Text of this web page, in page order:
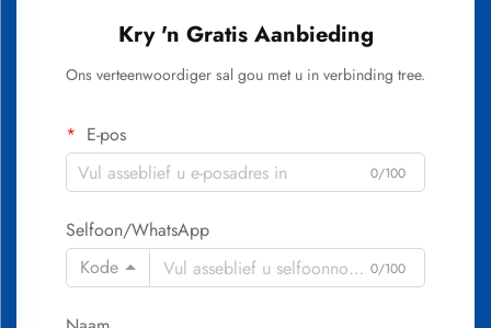
Kry 'n Gratis Aanbieding
Ons verteenwoordiger sal gou met u in verbinding tree.
E-pos
0/100
Selfoon/WhatsApp
Kode
0/100